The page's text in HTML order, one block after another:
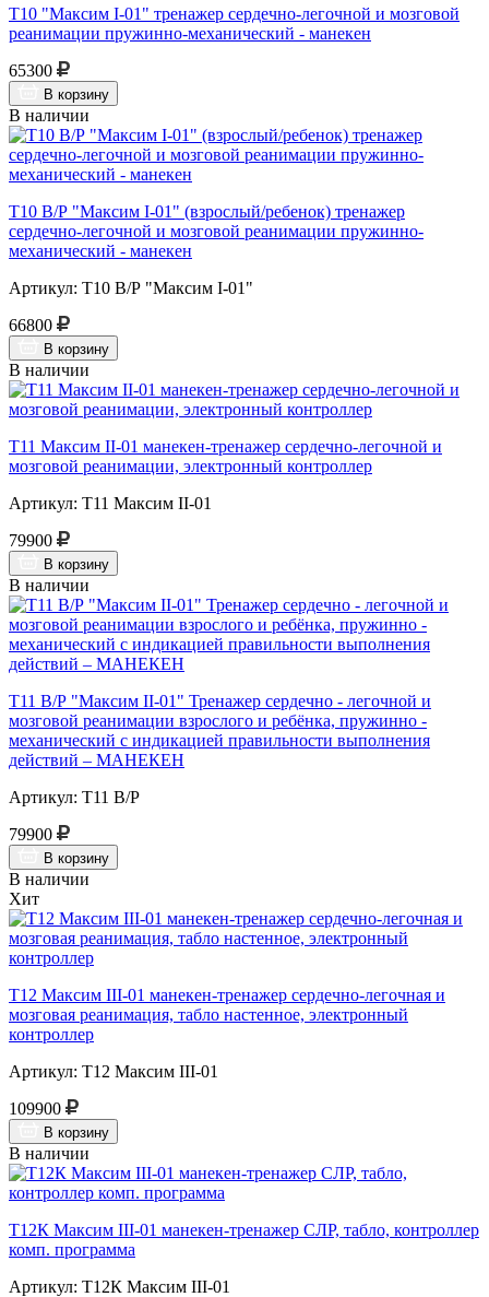
Т10 "Максим I-01" тренажер сердечно-легочной и мозговой
реанимации пружинно-механический - манекен
65300
В корзину
В наличии
Т10 В/Р "Максим I-01" (взрослый/ребенок) тренажер
сердечно-легочной и мозговой реанимации пружинно-
механический - манекен
Артикул: Т10 В/Р "Максим I-01"
66800
В корзину
В наличии
Т11 Максим II-01 манекен-тренажер сердечно-легочной и
мозговой реанимации, электронный контроллер
Артикул: Т11 Максим II-01
79900
В корзину
В наличии
Т11 В/Р "Максим II-01" Тренажер сердечно - легочной и
мозговой реанимации взрослого и ребёнка, пружинно -
механический с индикацией правильности выполнения
действий – МАНЕКЕН
Артикул: Т11 В/Р
79900
В корзину
В наличии
Хит
Т12 Максим III-01 манекен-тренажер сердечно-легочная и
мозговая реанимация, табло настенное, электронный
контроллер
Артикул: Т12 Максим III-01
109900
В корзину
В наличии
Т12К Максим III-01 манекен-тренажер СЛР, табло, контроллер
комп. программа
Артикул: Т12К Максим III-01